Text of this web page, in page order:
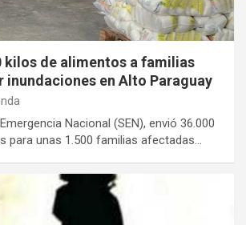
kilos de alimentos a familias
inundaciones en Alto Paraguay
Nacional (SEN), envió 36.000
para unas 1.500 familias afectadas…